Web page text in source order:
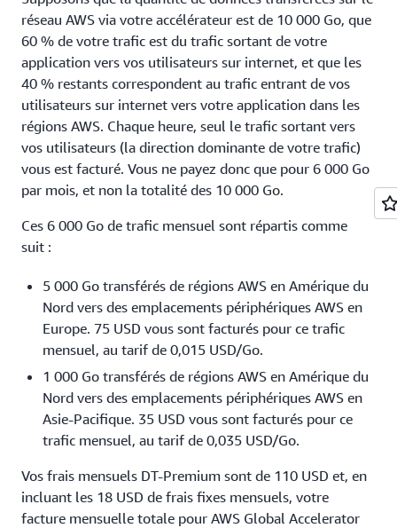
réseau AWS via votre accélérateur est de 10 000 Go, que
60 % de votre trafic est du trafic sortant de votre
application vers vos utilisateurs sur internet, et que les
40 % restants correspondent au trafic entrant de vos
utilisateurs sur internet vers votre application dans les
régions AWS. Chaque heure, seul le trafic sortant vers
vos utilisateurs (la direction dominante de votre trafic)
vous est facturé. Vous ne payez donc que pour 6 000 Go
par mois, et non la totalité des 10 000 Go.
Ces 6 000 Go de trafic mensuel sont répartis comme
suit :
5 000 Go transférés de régions AWS en Amérique du
Nord vers des emplacements périphériques AWS en
Europe. 75 USD vous sont facturés pour ce trafic
mensuel, au tarif de 0,015 USD/Go.
1 000 Go transférés de régions AWS en Amérique du
Nord vers des emplacements périphériques AWS en
Asie-Pacifique. 35 USD vous sont facturés pour ce
trafic mensuel, au tarif de 0,035 USD/Go.
Vos frais mensuels DT-Premium sont de 110 USD et, en
incluant les 18 USD de frais fixes mensuels, votre
facture mensuelle totale pour AWS Global Accelerator